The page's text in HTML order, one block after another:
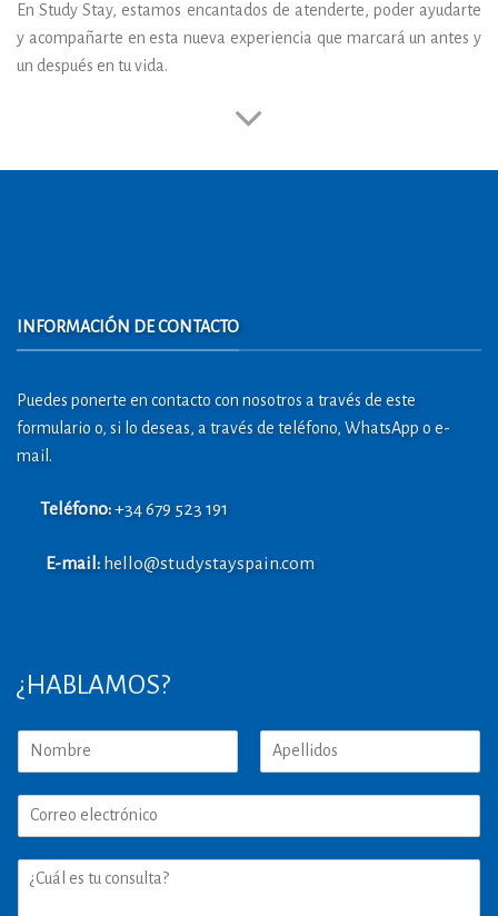
En Study Stay, estamos encantados de atenderte, poder ayudarte
y acompañarte en esta nueva experiencia que marcará un antes y
un después en tu vida.
INFORMACIÓN DE CONTACTO
Puedes ponerte en contacto con nosotros a través de este
formulario o, si lo deseas, a través de teléfono, WhatsApp o e-
mail.
Teléfono:+34 679 523 191
E-mail: hello@studystayspain.com
¿HABLAMOS?